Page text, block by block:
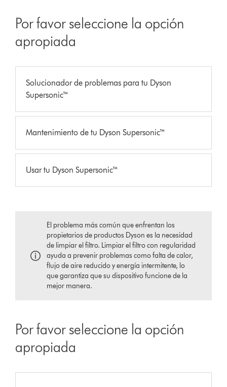
Por favor seleccione la opción
apropiada
Solucionador de problemas para tu Dyson
Supersonic™
Mantenimiento de tu Dyson Supersonic™
Usar tu Dyson Supersonic™
El problema más común que enfrentan los
propietarios de productos Dyson es la necesidad
de limpiar el filtro. Limpiar el filtro con regularidad
ayuda a prevenir problemas como falta de calor,
flujo de aire reducido y energía intermitente, lo
que garantiza que su dispositivo funcione de la
mejor manera.
Por favor seleccione la opción
apropiada